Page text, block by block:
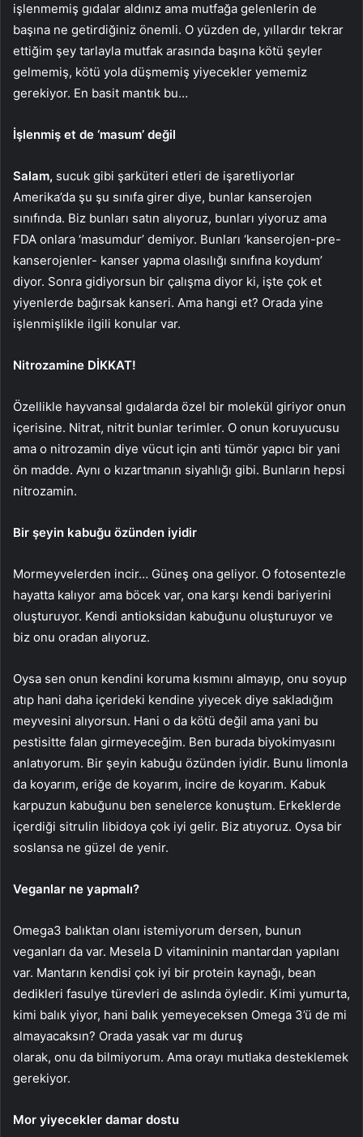
işlenmemiş gıdalar aldınız ama mutfağa gelenlerin de
başına ne getirdiğiniz önemli. O yüzden de, yıllardır tekrar
ettiğim şey tarlayla mutfak arasında başına kötü şeyler
gelmemiş, kötü yola düşmemiş yiyecekler yememiz
gerekiyor. En basit mantık bu…
İşlenmiş et de ‘masum’ değil
Salam, sucuk gibi şarküteri etleri de işaretliyorlar
Amerika’da şu şu sınıfa girer diye, bunlar kanserojen
sınıfında. Biz bunları satın alıyoruz, bunları yiyoruz ama
FDA onlara ‘masumdur’ demiyor. Bunları ‘kanserojen-pre-
kanserojenler- kanser yapma olasılığı sınıfına koydum’
diyor. Sonra gidiyorsun bir çalışma diyor ki, işte çok et
yiyenlerde bağırsak kanseri. Ama hangi et? Orada yine
işlenmişlikle ilgili konular var.
Nitrozamine DİKKAT!
Özellikle hayvansal gıdalarda özel bir molekül giriyor onun
içerisine. Nitrat, nitrit bunlar terimler. O onun koruyucusu
ama o nitrozamin diye vücut için anti tümör yapıcı bir yani
ön madde. Aynı o kızartmanın siyahlığı gibi. Bunların hepsi
nitrozamin.
Bir şeyin kabuğu özünden iyidir
Mormeyvelerden incir… Güneş ona geliyor. O fotosentezle
hayatta kalıyor ama böcek var, ona karşı kendi bariyerini
oluşturuyor. Kendi antioksidan kabuğunu oluşturuyor ve
biz onu oradan alıyoruz.
Oysa sen onun kendini koruma kısmını almayıp, onu soyup
atıp hani daha içerideki kendine yiyecek diye sakladığım
meyvesini alıyorsun. Hani o da kötü değil ama yani bu
pestisitte falan girmeyeceğim. Ben burada biyokimyasını
anlatıyorum. Bir şeyin kabuğu özünden iyidir. Bunu limonla
da koyarım, eriğe de koyarım, incire de koyarım. Kabuk
karpuzun kabuğunu ben senelerce konuştum. Erkeklerde
içerdiği sitrulin libidoya çok iyi gelir. Biz atıyoruz. Oysa bir
soslansa ne güzel de yenir.
Veganlar ne yapmalı?
Omega3 balıktan olanı istemiyorum dersen, bunun
veganları da var. Mesela D vitamininin mantardan yapılanı
var. Mantarın kendisi çok iyi bir protein kaynağı, bean
dedikleri fasulye türevleri de aslında öyledir. Kimi yumurta,
kimi balık yiyor, hani balık yemeyeceksen Omega 3’ü de mi
almayacaksın? Orada yasak var mı duruş
olarak, onu da bilmiyorum. Ama orayı mutlaka desteklemek
gerekiyor.
Mor yiyecekler damar dostu